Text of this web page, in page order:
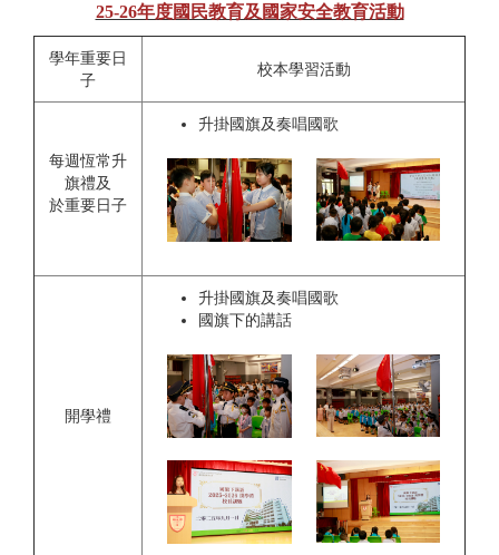
25-26年度國民教育及國家安全教育活動
學年重要日
子
校本學習活動
每週恆常升
旗禮及
於重要日子
升掛國旗及奏唱國歌
開學禮
升掛國旗及奏唱國歌
國旗下的講話